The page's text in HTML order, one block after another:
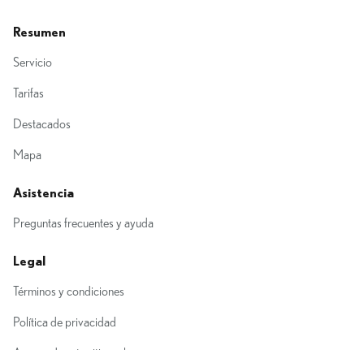
Resumen
Servicio
Tarifas
Destacados
Mapa
Asistencia
Preguntas frecuentes y ayuda
Legal
Términos y condiciones
Política de privacidad